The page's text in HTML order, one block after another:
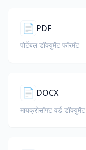
📄 PDF
पोर्टेबल डॉक्युमेंट फॉरमॅट
📄 DOCX
मायक्रोसॉफ्ट वर्ड डॉक्युमेंट